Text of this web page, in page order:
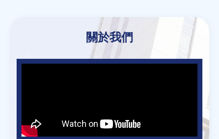
關於我們